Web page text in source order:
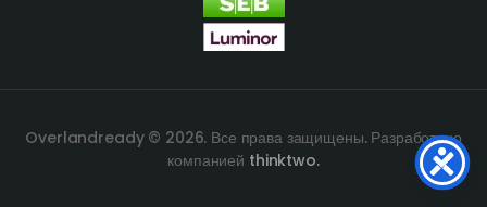
Overlandready © 2026. Все права защищены. Разработано
компанией thinktwo.